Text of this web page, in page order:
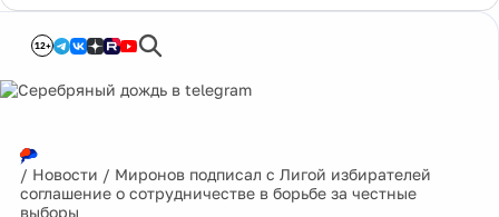
12+
/ Новости / Миронов подписал с Лигой избирателей
соглашение о сотрудничестве в борьбе за честные
выборы